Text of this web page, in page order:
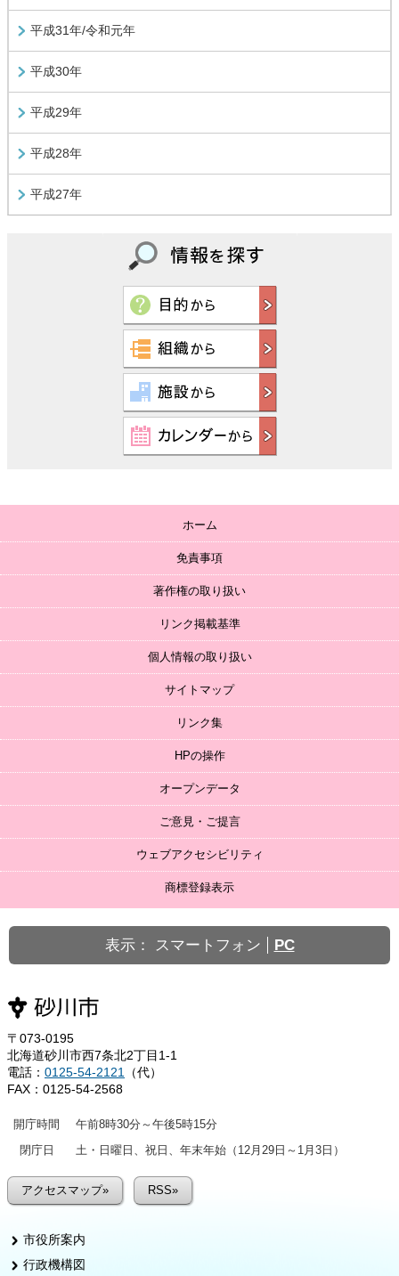
平成31年/令和元年
平成30年
平成29年
平成28年
平成27年
ホーム
免責事項
著作権の取り扱い
リンク掲載基準
個人情報の取り扱い
サイトマップ
リンク集
HPの操作
オープンデータ
ご意見・ご提言
ウェブアクセシビリティ
商標登録表示
表示： スマートフォン PC
〒073-0195
北海道砂川市西7条北2丁目1-1
電話： 0125-54-2121
（代）
FAX：0125-54-2568
開庁時間
午前8時30分～午後5時15分
閉庁日
土・日曜日、祝日、年末年始（12月29日～1月3日）
アクセスマップ» RSS»
市役所案内
行政機構図